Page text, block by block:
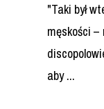
"Taki był
męskości –
aby ...